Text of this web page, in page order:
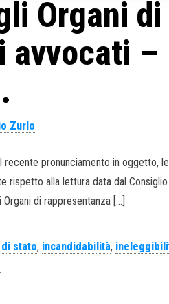
Organi di
avvocati –
Zurlo
pronunciamento in oggetto,
rispetto alla lettura data dal
di rappresentanza […]
stato, incandidabilità,